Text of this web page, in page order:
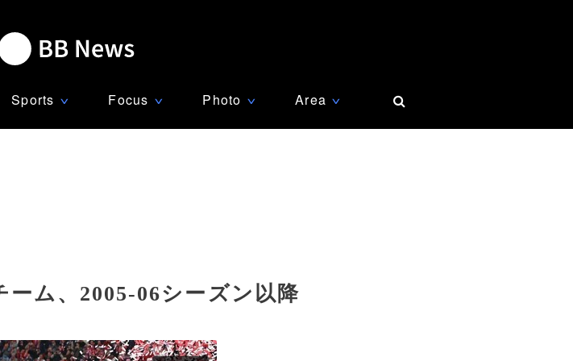
Sports ∨ Focus ∨ Photo ∨ Area ∨
ーム、2005-06シーズン以降